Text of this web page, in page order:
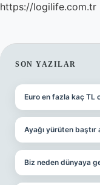
https://logilife.com.tr
SON YAZILAR
Euro en fazla kaç TL
Ayağı yürüten
Biz neden dünyaya